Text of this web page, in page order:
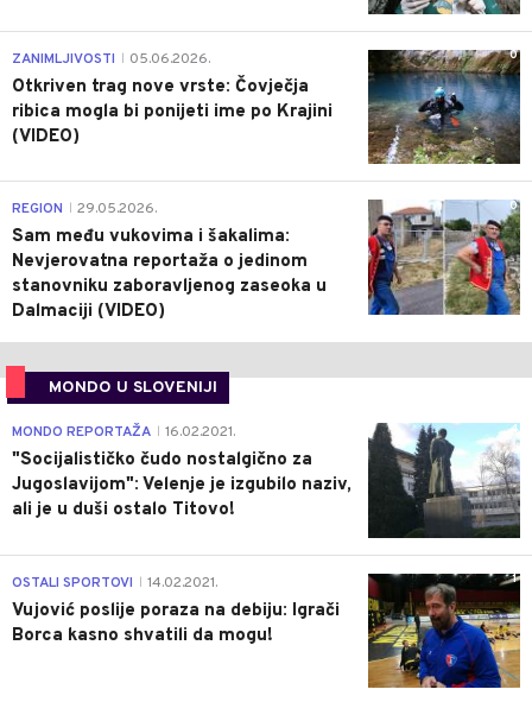
0
ZANIMLJIVOSTI 05.06.2026.
Otkriven trag nove vrste: Čovječja
ribica mogla bi ponijeti ime po Krajini
(VIDEO)
0
REGION 29.05.2026.
Sam među vukovima i šakalima:
Nevjerovatna reportaža o jedinom
stanovniku zaboravljenog zaseoka u
Dalmaciji (VIDEO)
MONDO U SLOVENIJI
4
MONDO REPORTAŽA 16.02.2021.
"Socijalističko čudo nostalgično za
Jugoslavijom": Velenje je izgubilo naziv,
ali je u duši ostalo Titovo!
1
OSTALI SPORTOVI 14.02.2021.
Vujović poslije poraza na debiju: Igrači
Borca kasno shvatili da mogu!